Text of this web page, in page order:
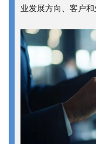
业发展方向、客户和